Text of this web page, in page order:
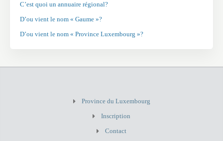
C’est quoi un annuaire régional?
D’ou vient le nom « Gaume »?
D’ou vient le nom « Province Luxembourg »?
Province du Luxembourg
Inscription
Contact